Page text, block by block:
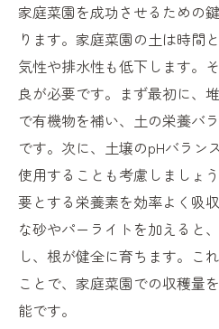
家庭菜園の土選びで
健康な野菜を育てる
家庭菜園を成功させるための
ります。家庭菜園の土は時間
気性や排水性も低下します。
良が必要です。まず最初に、
で有機物を補い、土の栄養バ
です。次に、土壌のpHバラン
使用することも考慮しましょ
要とする栄養素を効率よく吸
な砂やパーライトを加えると
し、根が健全に育ちます。こ
ことで、家庭菜園での収穫量
能です。